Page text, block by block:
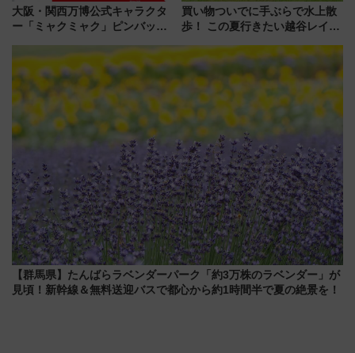
大阪・関西万博公式キャラクタ
ー「ミャクミャク」ピンバッジ
買い物ついでに手ぶらで水上散
歩！ この夏行きたい越谷レイク
ア「LAKESIDE PARK」（埼玉
県越谷市）
【群馬県】たんばらラベンダーパーク「約3万株のラベンダー」が
見頃！新幹線＆無料送迎バスで都心から約1時間半で夏の絶景を！